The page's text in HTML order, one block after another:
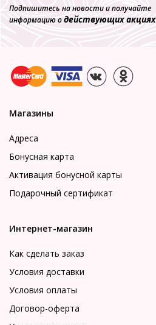
Подпишитесь на новости и получайте
информацию одействующих акциях
Магазины
Адреса
Бонусная карта
Активация бонусной карты
Подарочный сертификат
Интернет-магазин
Как сделать заказ
Условия доставки
Условия оплаты
Договор-оферта